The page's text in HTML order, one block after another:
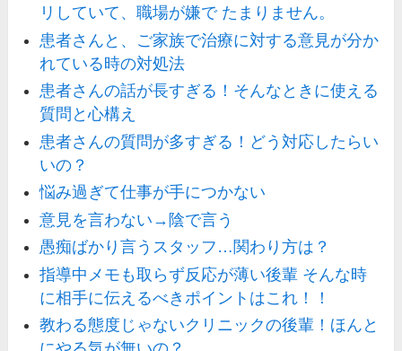
リしていて、職場が嫌で たまりません。
患者さんと、ご家族で治療に対する意見が分か
れている時の対処法
患者さんの話が長すぎる！そんなときに使える
質問と心構え
患者さんの質問が多すぎる！どう対応したらい
いの？
悩み過ぎて仕事が手につかない
意見を言わない→陰で言う
愚痴ばかり言うスタッフ…関わり方は？
指導中メモも取らず反応が薄い後輩 そんな時
に相手に伝えるべきポイントはこれ！！
教わる態度じゃないクリニックの後輩！ほんと